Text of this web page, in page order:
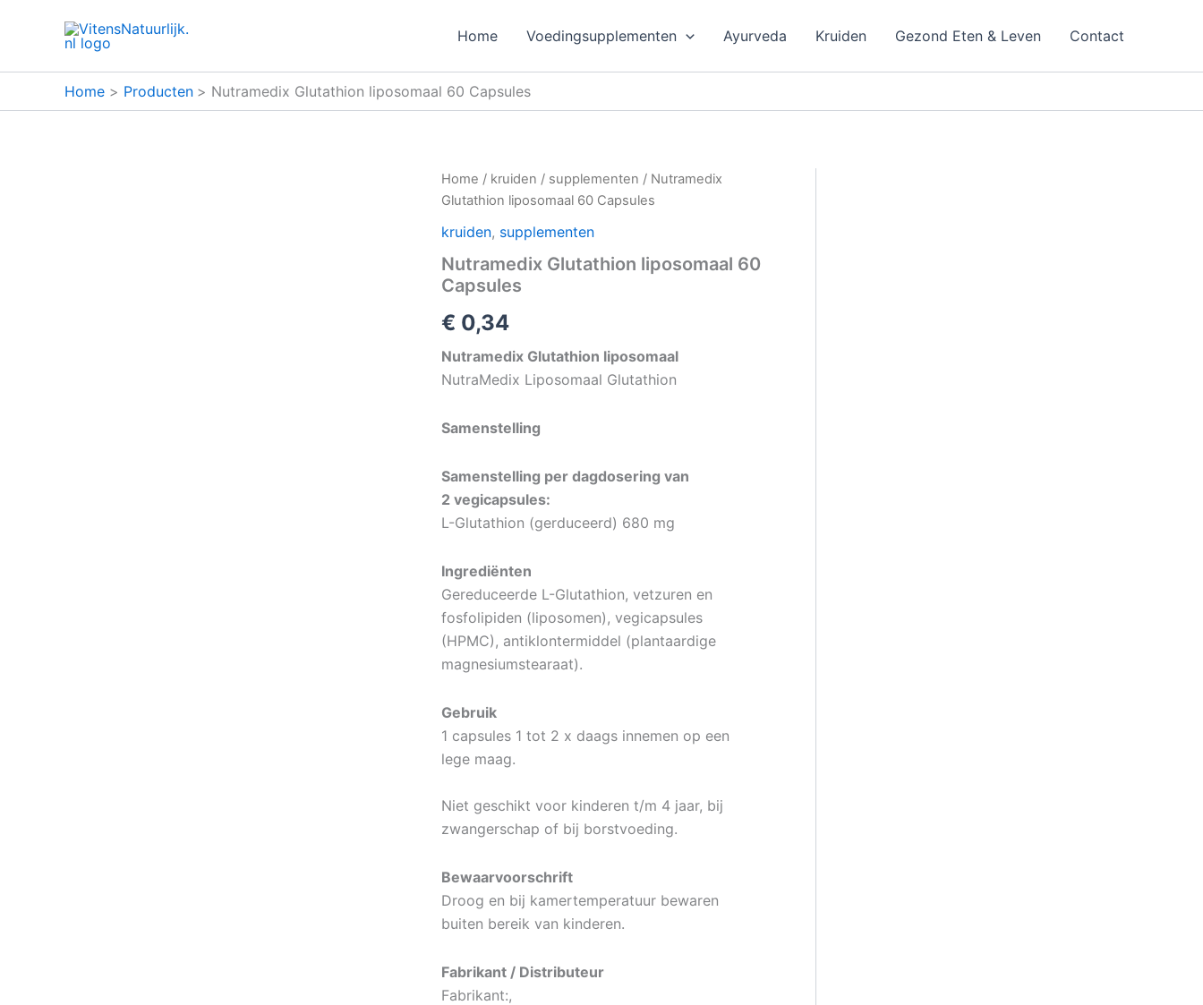
Home Voedingsupplementen Ayurveda Kruiden Gezond Eten & Leven Contact
Home Producten Nutramedix Glutathion liposomaal 60 Capsules
Home / kruiden / supplementen / Nutramedix
Glutathion liposomaal 60 Capsules
kruiden, supplementen
Nutramedix Glutathion liposomaal 60
Capsules
€ 0,34
Nutramedix Glutathion liposomaal
NutraMedix Liposomaal Glutathion
Samenstelling
Samenstelling per dagdosering van
2 vegicapsules:
L-Glutathion (gerduceerd) 680 mg
Ingrediënten
Gereduceerde L-Glutathion, vetzuren en
fosfolipiden (liposomen), vegicapsules
(HPMC), antiklontermiddel (plantaardige
magnesiumstearaat).
Gebruik
1 capsules 1 tot 2 x daags innemen op een
lege maag.
Niet geschikt voor kinderen t/m 4 jaar, bij
zwangerschap of bij borstvoeding.
Bewaarvoorschrift
Droog en bij kamertemperatuur bewaren
buiten bereik van kinderen.
Fabrikant / Distributeur
Fabrikant:,